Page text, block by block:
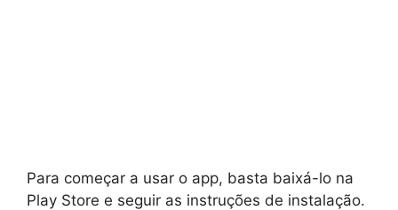
Para começar a usar o app, basta baixá-lo na
Play Store e seguir as instruções de instalação.